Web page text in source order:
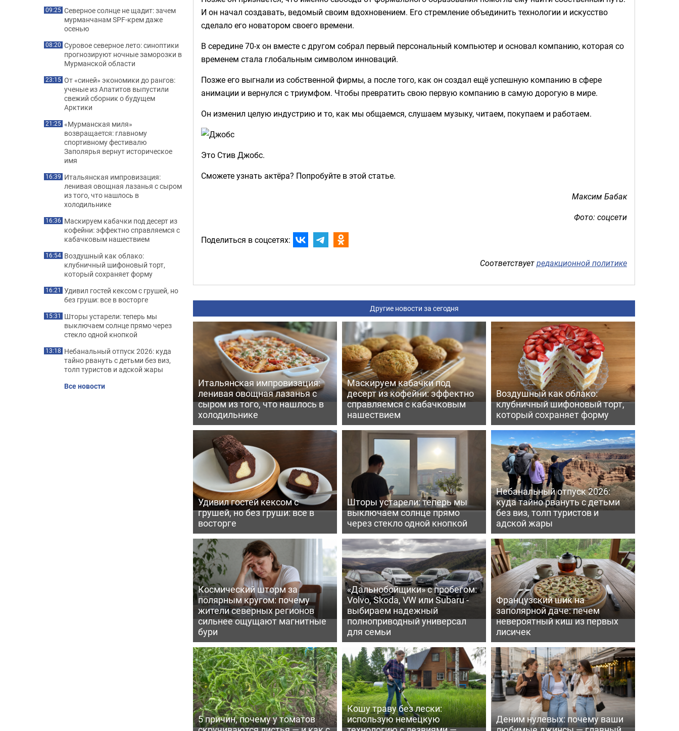
И он начал создавать, ведомый своим вдохновением. Его стремление объединить технологии и искусство
сделало его новатором своего времени.
В середине 70-х он вместе с другом собрал первый персональный компьютер и основал компанию, которая со
временем стала глобальным символом инноваций.
Позже его выгнали из собственной фирмы, а после того, как он создал ещё успешную компанию в сфере
анимации и вернулся с триумфом. Чтобы превратить свою первую компанию в самую дорогую в мире.
Он изменил целую индустрию и то, как мы общаемся, слушаем музыку, читаем, покупаем и работаем.
Это Стив Джобс.
Сможете узнать актёра? Попробуйте в этой статье.
Максим Бабак
Фото: соцсети
Поделиться в соцсетях:
Соответствуетредакционной политике
Другие новости за сегодня
Итальянская импровизация:
ленивая овощная лазанья с
сыром из того, что нашлось в
холодильнике
Маскируем кабачки под
десерт из кофейни: эффектно
справляемся с кабачковым
нашествием
Воздушный как облако:
клубничный шифоновый торт,
который сохраняет форму
Удивил гостей кексом с
грушей, но без груши: все в
восторге
Шторы устарели: теперь мы
выключаем солнце прямо
через стекло одной кнопкой
Небанальный отпуск 2026:
куда тайно рвануть с детьми
без виз, толп туристов и
адской жары
Космический шторм за
полярным кругом: почему
жители северных регионов
сильнее ощущают магнитные
бури
«Дальнобойщики» с пробегом:
Volvo, Skoda, VW или Subaru -
выбираем надежный
полноприводный универсал
для семьи
Французский шик на
заполярной даче: печем
невероятный киш из первых
лисичек
5 причин, почему у томатов
Кошу траву без лески:
использую немецкую
Деним нулевых: почему ваши
09:25 Северное солнце не щадит: зачем
мурманчанам SPF-крем даже
осенью
08:20 Суровое северное лето: синоптики
прогнозируют ночные заморозки в
Мурманской области
23:15 От «синей» экономики до рангов:
ученые из Апатитов выпустили
свежий сборник о будущем
Арктики
21:25 «Мурманская миля»
возвращается: главному
спортивному фестивалю
Заполярья вернут историческое
имя
16:39 Итальянская импровизация:
ленивая овощная лазанья с сыром
из того, что нашлось в
холодильнике
16:36 Маскируем кабачки под десерт из
кофейни: эффектно справляемся с
кабачковым нашествием
16:54 Воздушный как облако:
клубничный шифоновый торт,
который сохраняет форму
16:21 Удивил гостей кексом с грушей, но
без груши: все в восторге
15:31 Шторы устарели: теперь мы
выключаем солнце прямо через
стекло одной кнопкой
13:18 Небанальный отпуск 2026: куда
тайно рвануть с детьми без виз,
толп туристов и адской жары
Все новости